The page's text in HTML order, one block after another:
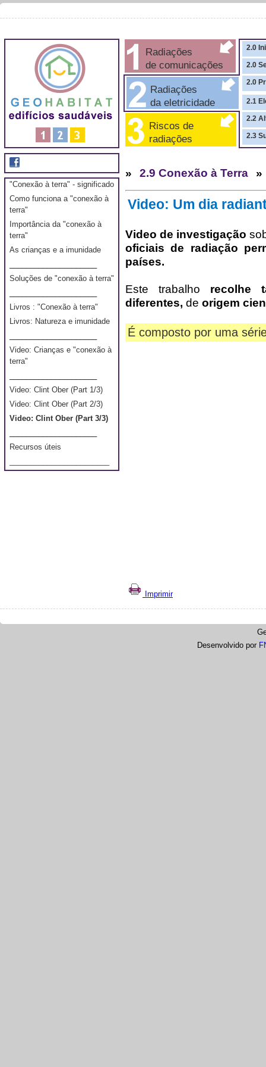
Radiações
de comunicações
Radiações
da eletricidade
Riscos de
radiações
2.0
2.0
2.0
2.1
2.2
2.3
"Conexão à terra" - significado
Como funciona a "conexão à
terra"
Importância da "conexão à
terra"
As crianças e a imunidade
Soluções de "conexão à terra"
Livros : "Conexão à terra"
Livros: Natureza e imunidade
Video: Crianças e "conexão à
terra"
Video: Clint Ober (Part 1/3)
Video: Clint Ober (Part 2/3)
Video: Clint Ober (Part 3/3)
Recursos úteis
» 2.9 Conexão à Terra »
Video: Um dia
Video de investigação
oficiais de radiação
países.
Este trabalho recolhe
diferentes, de origem
É composto por uma
Imprimir
Desenvolvido por